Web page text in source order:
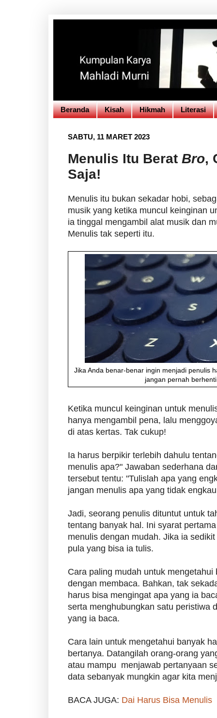
Beranda Kisah Hikmah Literasi
SABTU, 11 MARET 2023
Menulis Itu Berat Bro,
Saja!
Menulis itu bukan sekadar hobi,
musik yang ketika muncul keinginan
ia tinggal mengambil alat musik dan
Menulis tak seperti itu.
Jika Anda benar-benar ingin menjadi penulis
jangan pernah
Ketika muncul keinginan untuk
hanya mengambil pena, lalu
di atas kertas. Tak cukup!
Ia harus berpikir terlebih dahulu
menulis apa?" Jawaban sederhana
tersebut tentu: "Tulislah apa yang
jangan menulis apa yang tidak
Jadi, seorang penulis dituntut untuk
tentang banyak hal. Ini syarat
menulis dengan mudah. Jika ia
pula yang bisa ia tulis.
Cara paling mudah untuk mengetahui
dengan membaca. Bahkan, tak
harus bisa mengingat apa yang ia
serta menghubungkan satu peristiwa
yang ia baca.
Cara lain untuk mengetahui banyak
bertanya. Datangilah orang-orang
atau mampu menjawab pertanyaan
data sebanyak mungkin agar kita
BACA JUGA: Dai Harus Bisa Menulis